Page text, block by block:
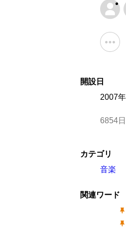
開設日
2007
6854
カテゴリ
音楽
関連ワード